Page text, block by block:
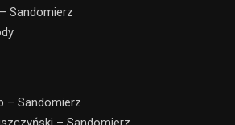
Sandomierz
– Sandomierz